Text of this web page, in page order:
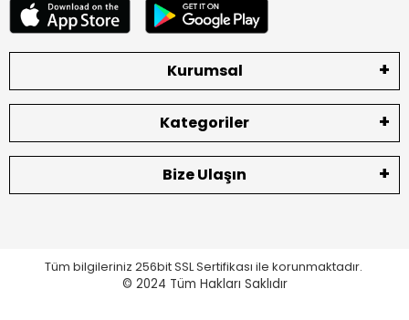
Kurumsal
Kategoriler
Bize Ulaşın
Tüm bilgileriniz 256bit SSL Sertifikası ile korunmaktadır.
© 2024 Tüm Hakları Saklıdır